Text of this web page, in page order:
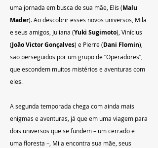
uma jornada em busca de sua mãe, Elis (Malu
Mader). Ao descobrir esses novos universos, Mila
e seus amigos, Juliana (Yuki Sugimoto), Vinícius
(João Victor Gonçalves) e Pierre (Dani Flomin),
são perseguidos por um grupo de “Operadores”,
que escondem muitos mistérios e aventuras com
eles.
A segunda temporada chega com ainda mais
enigmas e aventuras, já que em uma viagem para
dois universos que se fundem – um cerrado e
uma floresta –, Mila encontra sua mãe, seus